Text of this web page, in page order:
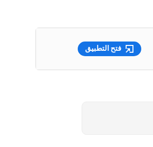
فتح التطبيق